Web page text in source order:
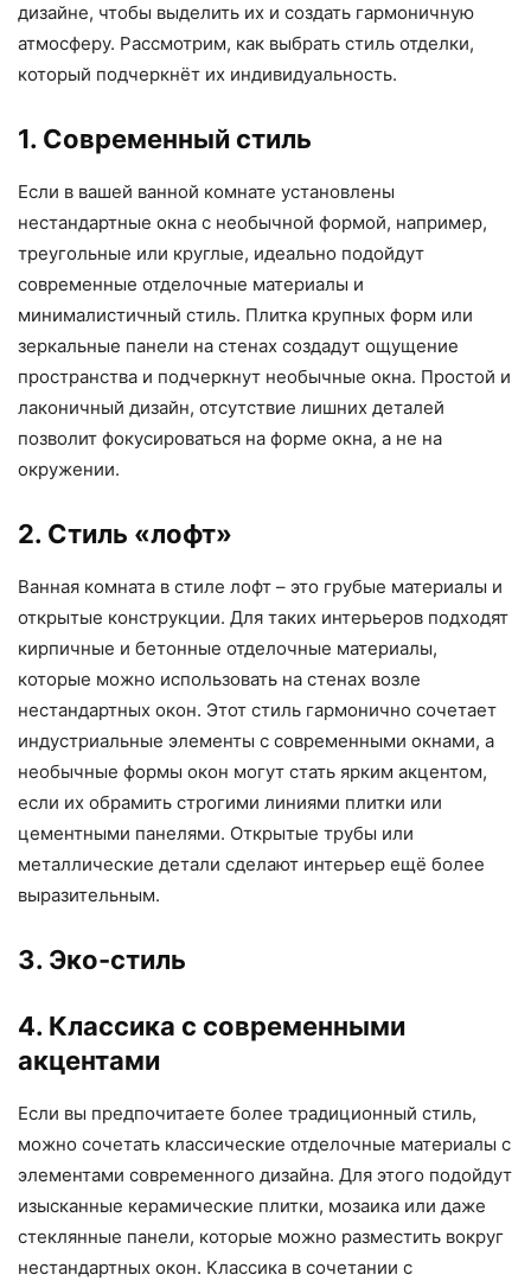
дизайне, чтобы выделить их и создать гармоничную
атмосферу. Рассмотрим, как выбрать стиль отделки,
который подчеркнёт их индивидуальность.
1. Современный стиль
Если в вашей ванной комнате установлены
нестандартные окна с необычной формой, например,
треугольные или круглые, идеально подойдут
современные отделочные материалы и
минималистичный стиль. Плитка крупных форм или
зеркальные панели на стенах создадут ощущение
пространства и подчеркнут необычные окна. Простой и
лаконичный дизайн, отсутствие лишних деталей
позволит фокусироваться на форме окна, а не на
окружении.
2. Стиль «лофт»
Ванная комната в стиле лофт – это грубые материалы и
открытые конструкции. Для таких интерьеров подходят
кирпичные и бетонные отделочные материалы,
которые можно использовать на стенах возле
нестандартных окон. Этот стиль гармонично сочетает
индустриальные элементы с современными окнами, а
необычные формы окон могут стать ярким акцентом,
если их обрамить строгими линиями плитки или
цементными панелями. Открытые трубы или
металлические детали сделают интерьер ещё более
выразительным.
3. Эко-стиль
4. Классика с современными
акцентами
Если вы предпочитаете более традиционный стиль,
можно сочетать классические отделочные материалы с
элементами современного дизайна. Для этого подойдут
изысканные керамические плитки, мозаика или даже
стеклянные панели, которые можно разместить вокруг
нестандартных окон. Классика в сочетании с